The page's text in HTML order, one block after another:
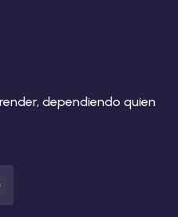
dependiendo quien